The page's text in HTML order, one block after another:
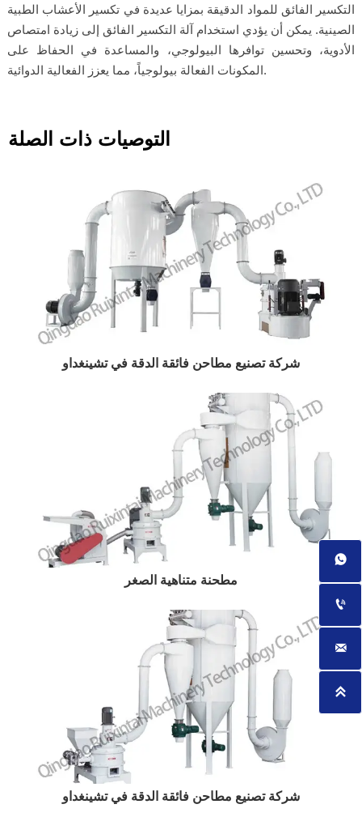
التكسير الفائق للمواد الدقيقة بمزايا عديدة في تكسير الأعشاب الطبية
الصينية. يمكن أن يؤدي استخدام آلة التكسير الفائق إلى زيادة امتصاص
الأدوية، وتحسين توافرها البيولوجي، والمساعدة في الحفاظ على
المكونات الفعالة بيولوجياً، مما يعزز الفعالية الدوائية.
التوصيات ذات الصلة
شركة تصنيع مطاحن فائقة الدقة في تشينغداو
مطحنة متناهية الصغر
شركة تصنيع مطاحن فائقة الدقة في تشينغداو



